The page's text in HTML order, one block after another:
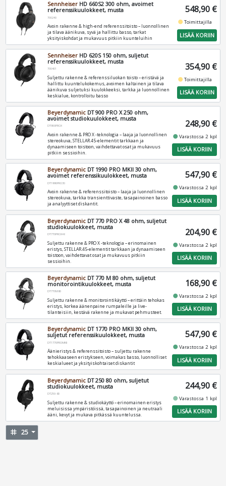
Sennheiser HD 660S2 300 ohm, avoimet
referenssikuulokkeet, musta
700240
Avoin rakenne & high-end referenssitoisto – luonnollinen
ja tilava äänikuva, syvä ja hallittu basso, tarkat
yksityiskohdat ja mukavuus pitkiin kuunteluihin
548,90 €
fiber_manual_recordToimittajilla
LISÄÄ KORIIN
Sennheiser HD 620S 150 ohm, suljetut
referenssikuulokkeet, musta
700401
Suljettu rakenne & referenssiluokan toisto – eristävä ja
hallittu kuuntelukokemus, avoimen kaltainen ja tilava
äänikuva suljetuksi kuulokkeeksi, tarkka ja luonnollinen
keskialue, kontrolloitu basso
354,90 €
fiber_manual_recordToimittajilla
LISÄÄ KORIIN
Beyerdynamic DT 900 PRO X 250 ohm,
avoimet studiokuulokkeet, musta
DT900PROX
Avoin rakenne & PRO X -teknologia – laaja ja luonnollinen
stereokuva, STELLAR.45-elementit tarkkaan ja
dynaamiseen toistoon, vaihdettavat osat ja mukavuus
pitkiin sessioihin.
248,90 €
fiber_manual_recordVarastossa 2 kpl
LISÄÄ KORIIN
Beyerdynamic DT 1990 PRO MKII 30 ohm,
avoimet referenssikuulokkeet, musta
DT1990PRO30
Avoin rakenne & referenssitoisto – laaja ja luonnollinen
stereokuva, tarkka transienttivaste, tasapainoinen basso
ja analyyttiset diskantit.
547,90 €
fiber_manual_recordVarastossa 2 kpl
LISÄÄ KORIIN
Beyerdynamic DT 770 PRO X 48 ohm, suljetut
studiokuulokkeet, musta
DT770PROX48
Suljettu rakenne & PRO X -teknologia – erinomainen
eristys, STELLAR.45-elementit tarkkaan ja dynaamiseen
toistoon, vaihdettavat osat ja mukavuus pitkiin
sessioihin.
204,90 €
fiber_manual_recordVarastossa 2 kpl
LISÄÄ KORIIN
Beyerdynamic DT 770 M 80 ohm, suljetut
monitorointikuulokkeet, musta
DT770M80
Suljettu rakenne & monitorointikäyttö – erittäin tehokas
eristys, korkea äänenpaine rumpaleille ja live-
tilanteisiin, kestävä rakenne ja mukavat pehmusteet.
168,90 €
fiber_manual_recordVarastossa 2 kpl
LISÄÄ KORIIN
Beyerdynamic DT 1770 PRO MKII 30 ohm,
suljetut referenssikuulokkeet, musta
DT1770PROMKII
Äänieristys & referenssitoisto – suljettu rakenne
tehokkaaseen eristykseen, voimakas basso, luonnolliset
keskialueet ja yksityiskohtaiset diskantit
547,90 €
fiber_manual_recordVarastossa 2 kpl
LISÄÄ KORIIN
Beyerdynamic DT 250 80 ohm, suljetut
studiokuulokkeet, musta
DT250-80
Suljettu rakenne & studiokäyttö – erinomainen eristys
meluisissa ympäristöissä, tasapainoinen ja neutraali
ääni, kevyt ja mukava pitkässä kuuntelussa.
244,90 €
fiber_manual_recordVarastossa 1 kpl
LISÄÄ KORIIN
tag 25